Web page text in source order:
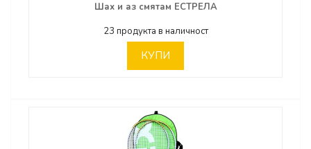
Шах и аз смятам ЕСТРЕЛА
23 продукта в наличност
КУПИ